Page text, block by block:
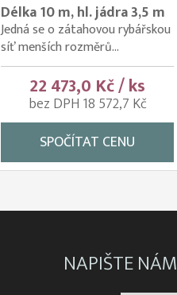
Délka 10 m, hl. jádra 3,5 m
Jedná se o zátahovou rybářskou
síť menších rozměrů...
22 473,0 Kč / ks
bez DPH 18 572,7 Kč
SPOČÍTAT CENU
NAPIŠTE NÁM